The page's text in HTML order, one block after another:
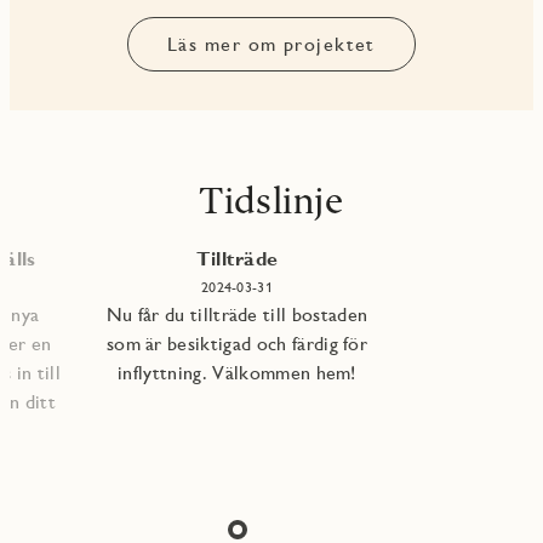
Läs mer om projektet
Tidslinje
nya
en
in till
ditt
Tillträde
2024-03-31
Nu får du tillträde till bostaden
som är besiktigad och färdig för
inflyttning. Välkommen hem!